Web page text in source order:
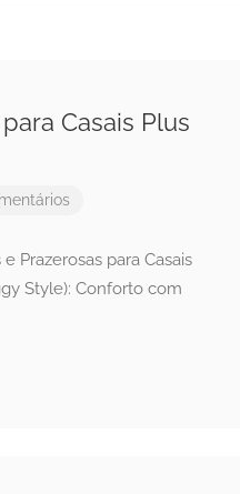
Casais Plus
Prazerosas para Casais
Style): Conforto com